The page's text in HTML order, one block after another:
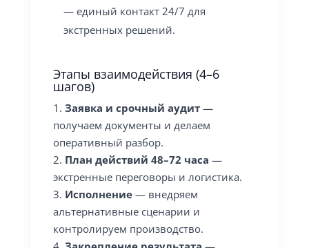
— единый контакт 24/7 для
экстренных решений.
Этапы взаимодействия (4–6
шагов)
Заявка и срочный аудит—
получаем документы и делаем
оперативный разбор.
План действий 48–72 часа —
экстренные переговоры и логистика.
Исполнение— внедряем
альтернативные сценарии и
контролируем производство.